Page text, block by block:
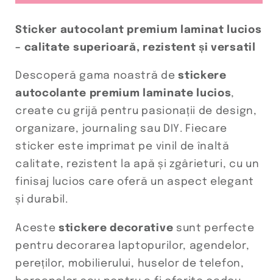
Sticker autocolant premium laminat lucios
– calitate superioară, rezistent și versatil
Descoperă gama noastră destickere
autocolante premium laminate lucios,
create cu grijă pentru pasionații de design,
organizare, journaling sau DIY. Fiecare
sticker este imprimat pe vinil de înaltă
calitate, rezistent la apă și zgârieturi, cu un
finisaj lucios care oferă un aspect elegant
și durabil.
Acestestickere decorative sunt perfecte
pentru decorarea laptopurilor, agendelor,
pereților, mobilierului, huselor de telefon,